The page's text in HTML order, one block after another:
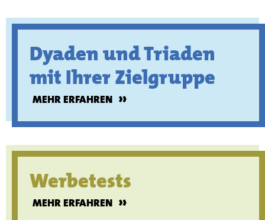
Dyaden und Triaden
mit Ihrer Zielgruppe
MEHR ERFAHREN »
Werbetests
MEHR ERFAHREN »